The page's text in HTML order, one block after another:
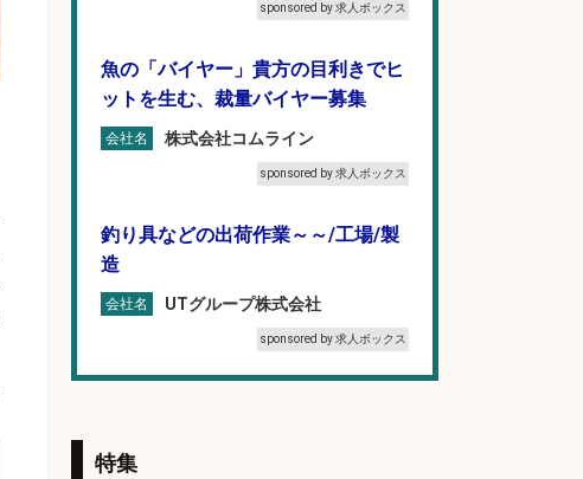
sponsored by 求人ボックス
魚の「バイヤー」貴方の目利きでヒ
ットを生む、裁量バイヤー募集
会社名 株式会社コムライン
sponsored by 求人ボックス
釣り具などの出荷作業～～/工場/製
造
会社名 UTグループ株式会社
sponsored by 求人ボックス
会社名
特集